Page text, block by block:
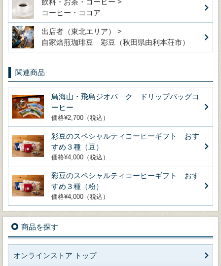
コーヒー・ココア
出店者（東北エリア） >
自家焙煎珈琲豆 彩豆（秋田県由利本荘市）
関連商品
鳥海山・飛島ジオパ―ク ドリップバッグコ
ーヒー
価格¥2,700（税込）
彩豆のスペシャルティコーヒーギフト おす
すめ３種（豆）
価格¥4,000（税込）
彩豆のスペシャルティコーヒーギフト おす
すめ３種（粉）
価格¥4,000（税込）
商品を探す
オンラインストア トップ